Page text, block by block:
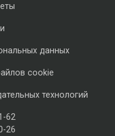
данных
cookie
технологий
62
26